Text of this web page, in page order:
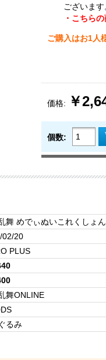
ございます
・こちら
ご購入はお1人
価格: ￥
個数:
舞 めでぃぬいこれくしょ
02/20
PLUS
舞ONLINE
るみ